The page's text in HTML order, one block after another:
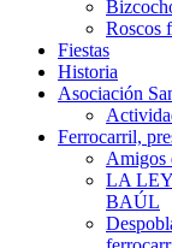
Roscos
Fiestas
Historia
Asociación
Ferrocarril,
Amigos
LA
BAÚL